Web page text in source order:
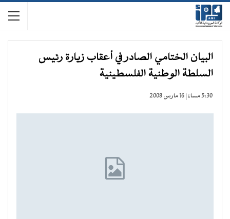
البيان الختامي الصادر في أعقاب زيارة رئيس
السلطة الوطنية الفلسطينية
5:30 مساءً | 16 مارس 2008